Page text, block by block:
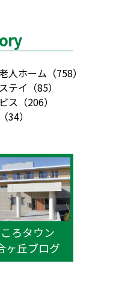
人ホーム （758）
テイ （85）
ス （206）
（34）
ろタウン
ヶ丘ブログ